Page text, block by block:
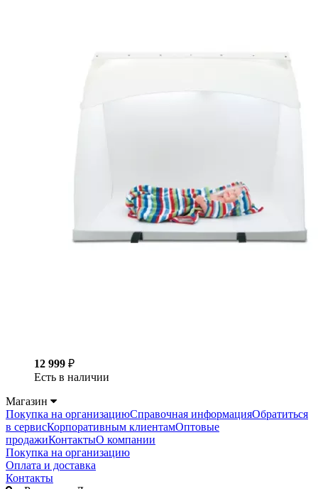
12 999 ₽
Есть в наличии
Магазин
Покупка на организациюСправочная информацияОбратиться
в сервисКорпоративным клиентамОптовые
продажиКонтактыО компании
Покупка на организацию
Оплата и доставка
Контакты